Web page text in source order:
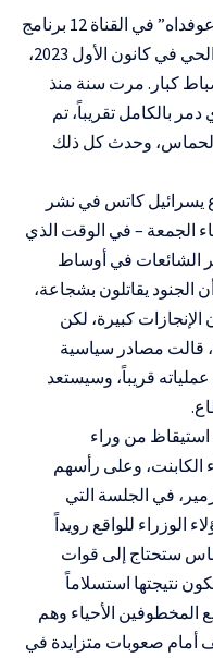
في المساء السابق، نشر في برنامج “عوفداه” في القناة 12 برنامج
استعاد معركة مقاتلي غولاني في هذا الحي في كانون الأول 2023،
كبار. مرت سنة منذ
بالكامل تقريباً، تم
لحماس، وحدث كل ذلك
يسرائيل كاتس في نشر
الجمعة – في الوقت الذي
الشائعات في أوساط
الجنود يقاتلون بشجاعة،
كبيرة، لكن
قالت مصادر سياسية
قريباً، وسيستعد
من وراء
وعلى رأسهم
في الجلسة التي
الوزراء للواقع رويداً
ستحتاج إلى قوات
نتيجتها استسلاماً
المخطوفين الأحياء وهم
أمام صعوبات متزايدة في